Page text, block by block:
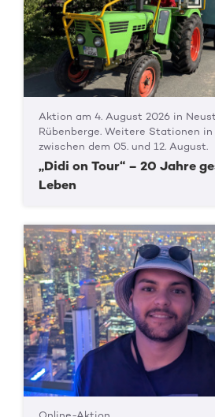
Aktion am 4. August 2026 in
Rübenberge. Weitere Stationen
zwischen dem 05. und 12. August.
„Didi on Tour“ – 20 Jahre
Leben